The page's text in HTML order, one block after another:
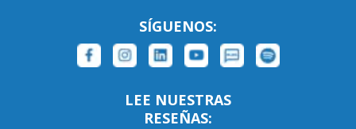
SÍGUENOS:
LEE NUESTRAS
RESEÑAS: